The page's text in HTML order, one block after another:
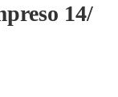
14/